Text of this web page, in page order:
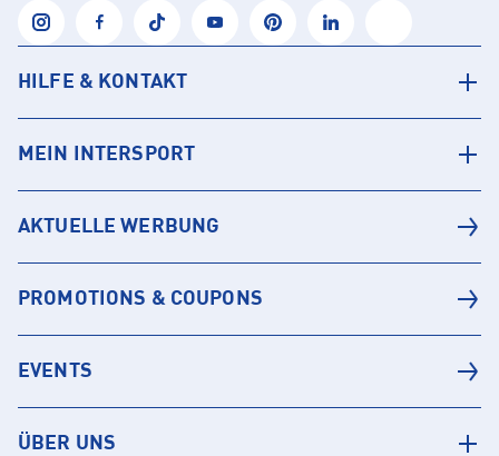
HILFE & KONTAKT
MEIN INTERSPORT
AKTUELLE WERBUNG
PROMOTIONS & COUPONS
EVENTS
ÜBER UNS